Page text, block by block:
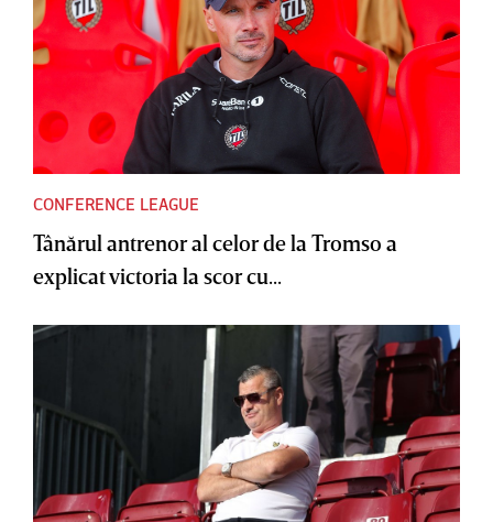
CONFERENCE LEAGUE
Tânărul antrenor al celor de la Tromso a
explicat victoria la scor cu...